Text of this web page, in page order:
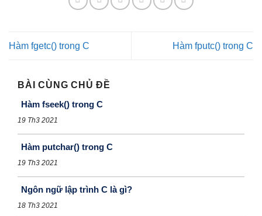
Hàm fgetc() trong C Hàm fputc() trong C
BÀI CÙNG CHỦ ĐỀ
Hàm fseek() trong C
19 Th3 2021
Hàm putchar() trong C
19 Th3 2021
Ngôn ngữ lập trình C là gì?
18 Th3 2021